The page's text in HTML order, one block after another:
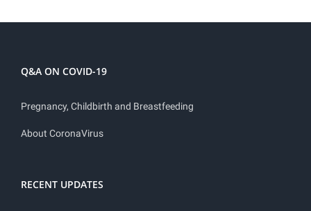
Q&A ON COVID-19
Pregnancy, Childbirth and Breastfeeding
About CoronaVirus
RECENT UPDATES